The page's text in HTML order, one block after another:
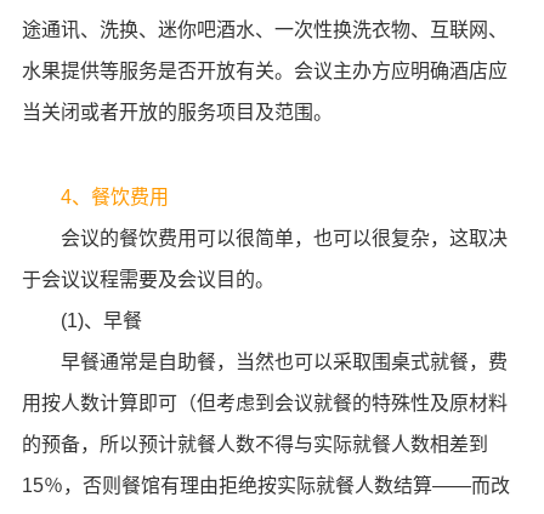
途通讯、洗换、迷你吧酒水、一次性换洗衣物、互联网、
水果提供等服务是否开放有关。会议主办方应明确酒店应
当关闭或者开放的服务项目及范围。
4、餐饮费用
会议的餐饮费用可以很简单，也可以很复杂，这取决
于会议议程需要及会议目的。
(1)、早餐
早餐通常是自助餐，当然也可以采取围桌式就餐，费
用按人数计算即可（但考虑到会议就餐的特殊性及原材料
的预备，所以预计就餐人数不得与实际就餐人数相差到
15％，否则餐馆有理由拒绝按实际就餐人数结算——而改